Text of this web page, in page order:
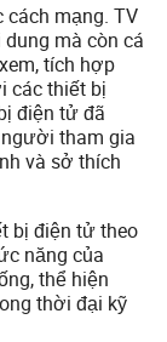
cách mạng. TV
mà còn cá
tích hợp
các thiết bị
điện tử đã
tham gia
và sở thích
bị điện tử theo
năng của
thể hiện
thời đại kỹ